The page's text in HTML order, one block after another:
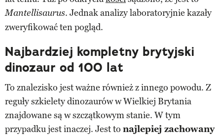
Mantellisaurus. Jednak analizy laboratoryjnie kazały
zweryfikować ten pogląd.
Najbardziej kompletny brytyjski
dinozaur od 100 lat
To znalezisko jest ważne również z innego powodu. Z
reguły szkielety dinozaurów w Wielkiej Brytania
znajdowane są w szczątkowym stanie. W tym
przypadku jest inaczej. Jest to najlepiej zachowany